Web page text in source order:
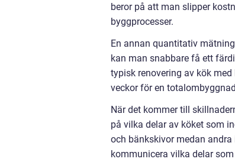
beror på att man slipper
byggprocesser.
En annan quantitativ
kan man snabbare få ett
typisk renovering av kök
veckor för en
När det kommer till
på vilka delar av köket som
och bänkskivor medan
kommunicera vilka delar